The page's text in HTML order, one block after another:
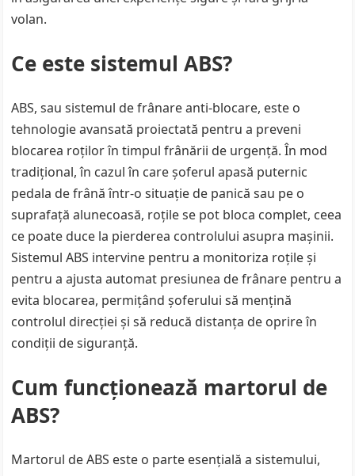
volan.
Ce este sistemul ABS?
ABS, sau sistemul de frânare anti-blocare, este o
tehnologie avansată proiectată pentru a preveni
blocarea roților în timpul frânării de urgență. În mod
tradițional, în cazul în care șoferul apasă puternic
pedala de frână într-o situație de panică sau pe o
suprafață alunecoasă, roțile se pot bloca complet, ceea
ce poate duce la pierderea controlului asupra mașinii.
Sistemul ABS intervine pentru a monitoriza roțile și
pentru a ajusta automat presiunea de frânare pentru a
evita blocarea, permițând șoferului să mențină
controlul direcției și să reducă distanța de oprire în
condiții de siguranță.
Cum funcționează martorul de
ABS?
Martorul de ABS este o parte esențială a sistemului,